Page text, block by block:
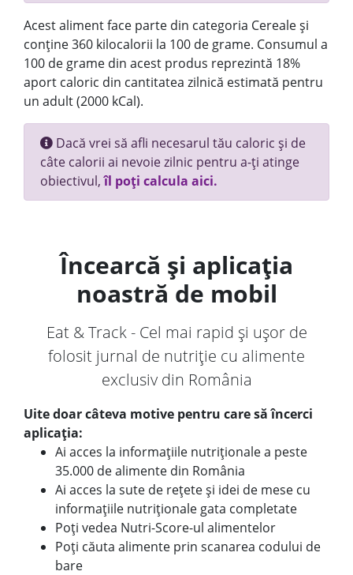
Acest aliment face parte din categoria Cereale și
conține 360 kilocalorii la 100 de grame. Consumul a
100 de grame din acest produs reprezintă 18%
aport caloric din cantitatea zilnică estimată pentru
un adult (2000 kCal).
Dacă vrei să afli necesarul tău caloric și de
câte calorii ai nevoie zilnic pentru a-ți atinge
obiectivul,îl poți calcula aici.
Încearcă și aplicația
noastră de mobil
Eat & Track - Cel mai rapid și ușor de
folosit jurnal de nutriție cu alimente
exclusiv din România
Uite doar câteva motive pentru care să încerci
aplicația:
Ai acces la informațiile nutriționale a peste
35.000 de alimente din România
Ai acces la sute de rețete și idei de mese cu
informațiile nutriționale gata completate
Poți vedea Nutri-Score-ul alimentelor
Poți căuta alimente prin scanarea codului de
bare